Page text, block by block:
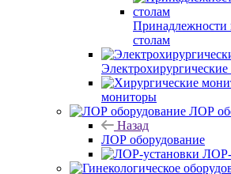
столам
мониторы
ЛОР
Назад
ЛОР оборудование
ЛОР-